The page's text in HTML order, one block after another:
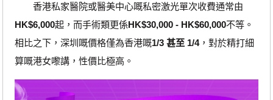
香港私家醫院或醫美中心嘅私密激光單次收費通常由
HK$6,000起，而手術類更係HK$30,000 - HK$60,000不等。
相比之下，深圳嘅價格僅為香港嘅1/3 甚至 1/4，對於精打細
算嘅港女嚟講，性價比極高。